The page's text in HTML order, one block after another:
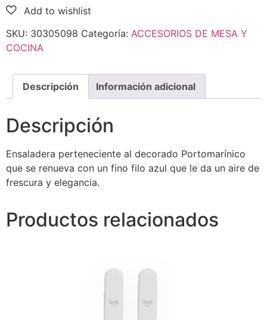
SKU: 30305098 Categoría: ACCESORIOS DE MESA Y
COCINA
Descripción Información adicional
Descripción
Ensaladera perteneciente al decorado Portomarínico
que se renueva con un fino filo azul que le da un aire de
frescura y elegancia.
Productos relacionados